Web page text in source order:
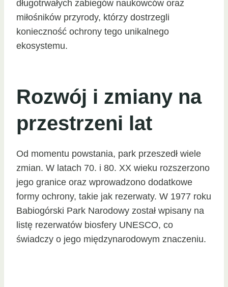
długotrwałych zabiegów naukowców oraz
miłośników przyrody, którzy dostrzegli
konieczność ochrony tego unikalnego
ekosystemu.
Rozwój i zmiany na
przestrzeni lat
Od momentu powstania, park przeszedł wiele
zmian. W latach 70. i 80. XX wieku rozszerzono
jego granice oraz wprowadzono dodatkowe
formy ochrony, takie jak rezerwaty. W 1977 roku
Babiogórski Park Narodowy został wpisany na
listę rezerwatów biosfery UNESCO, co
świadczy o jego międzynarodowym znaczeniu.